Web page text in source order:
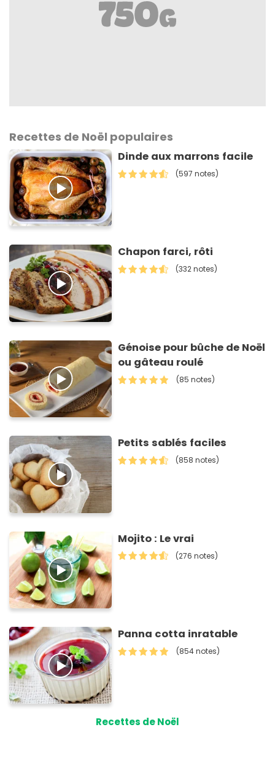
Recettes de Noël populaires
Dinde aux marrons facile
(597 notes)
Chapon farci, rôti
(332 notes)
Génoise pour bûche de Noël
ou gâteau roulé
(85 notes)
Petits sablés faciles
(858 notes)
Mojito : Le vrai
(276 notes)
Panna cotta inratable
(854 notes)
Recettes de Noël